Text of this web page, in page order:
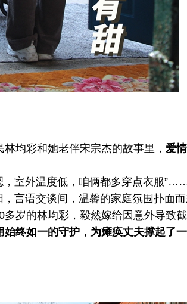
均彩和她老伴宋宗杰的故事里， 爱
室外温度低，咱俩都多穿点衣服
言语交谈间，温馨的家庭氛围扑面而
的林均彩，毅然嫁给因意外导致截
终如一的守护，为瘫痪丈夫撑起了一